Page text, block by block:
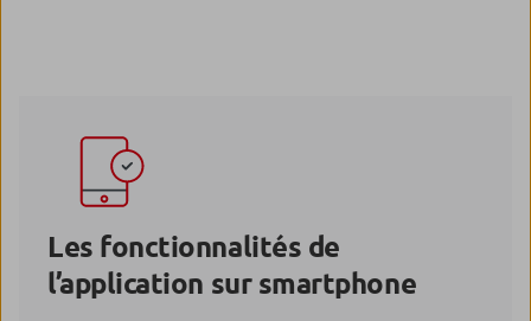
Les fonctionnalités de
l’application sur smartphone